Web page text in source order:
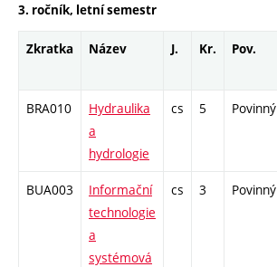
3. ročník, letní semestr
Zkratka Název J. Kr. Pov.
BRA010
Hydraulika
a
hydrologie
cs 5 Povinný
BUA003
Informační
technologie
a
systémová
cs 3 Povinný